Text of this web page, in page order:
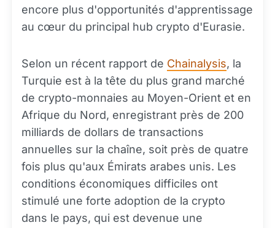
encore plus d'opportunités d'apprentissage
au cœur du principal hub crypto d'Eurasie.
Selon un récent rapport de Chainalysis, la
Turquie est à la tête du plus grand marché
de crypto-monnaies au Moyen-Orient et en
Afrique du Nord, enregistrant près de 200
milliards de dollars de transactions
annuelles sur la chaîne, soit près de quatre
fois plus qu'aux Émirats arabes unis. Les
conditions économiques difficiles ont
stimulé une forte adoption de la crypto
dans le pays, qui est devenue une